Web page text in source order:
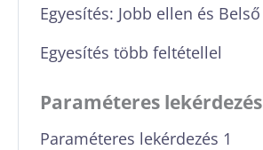
Egyesítés: Jobb ellen és Belső
Egyesítés több feltétellel
Paraméteres lekérdezés
Paraméteres lekérdezés 1